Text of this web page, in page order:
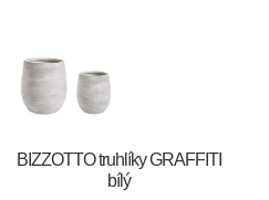
BIZZOTTO truhlíky GRAFFITI
bílý